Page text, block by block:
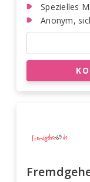
Spezielles
Anonym,